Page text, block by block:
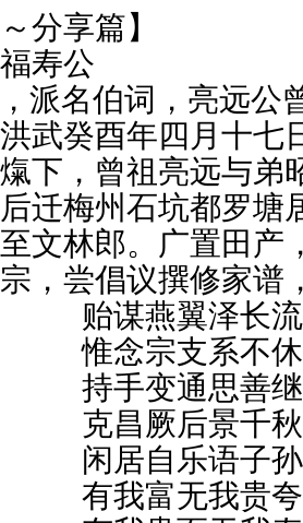
分享篇】
寿公
名伯词，亮远公
武癸酉年四月十七
下，曾祖亮远与弟
迁梅州石坑都罗塘
文林郎。广置田产
，尝倡议撰修家谱
贻谋燕翼泽长
惟念宗支系不
持手变通思善
克昌厥后景千
闲居自乐语子
有我富无我贵